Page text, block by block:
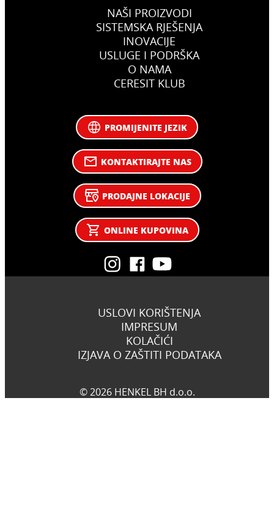
NAŠI PROIZVODI
SISTEMSKA RJEŠENJA
INOVACIJE
USLUGE I PODRŠKA
O NAMA
CERESIT KLUB
PROMIJENITE JEZIK
KONTAKTIRAJTE NAS
PRODAJNE LOKACIJE
ONLINE KUPOVINA
USLOVI KORIŠTENJA
IMPRESUM
KOLAČIĆI
IZJAVA O ZAŠTITI PODATAKA
© 2026 HENKEL BH d.o.o.